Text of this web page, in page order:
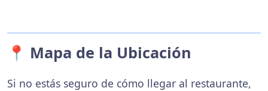
📍 Mapa de la Ubicación
Si no estás seguro de cómo llegar al restaurante,